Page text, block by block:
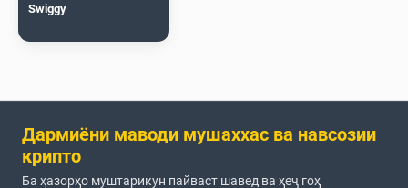
Swiggy
Дармиёни маводи мушаххас ва навсозии
крипто
Ба ҳазорҳо муштарикун пайваст шавед ва ҳеҷ гоҳ